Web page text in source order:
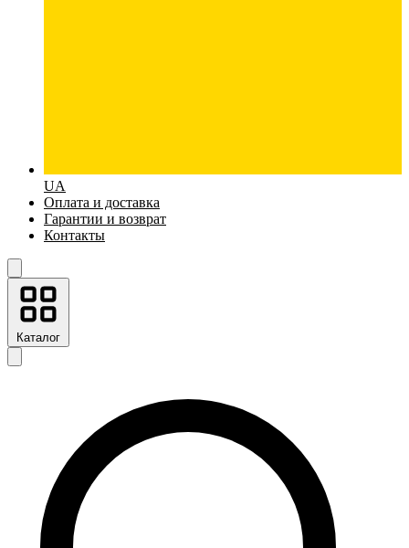
UA
Оплата и доставка
Гарантии и возврат
Контакты
Каталог